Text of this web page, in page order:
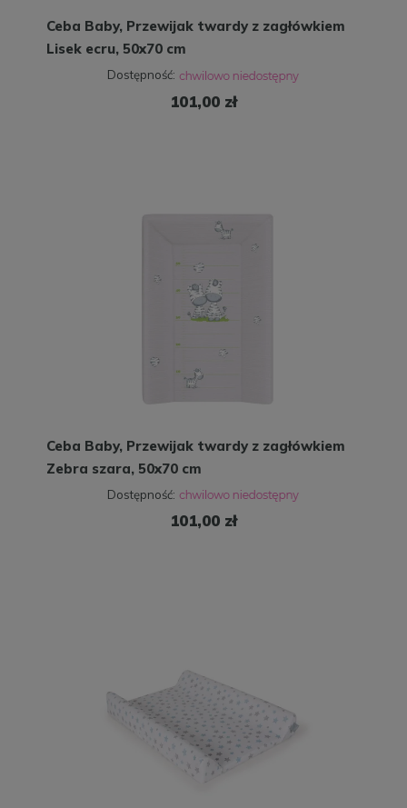
Ceba Baby, Przewijak twardy z zagłówkiem
Lisek ecru, 50x70 cm
Dostępność:
101,00 zł
Ceba Baby, Przewijak twardy z zagłówkiem
Zebra szara, 50x70 cm
Dostępność:
101,00 zł